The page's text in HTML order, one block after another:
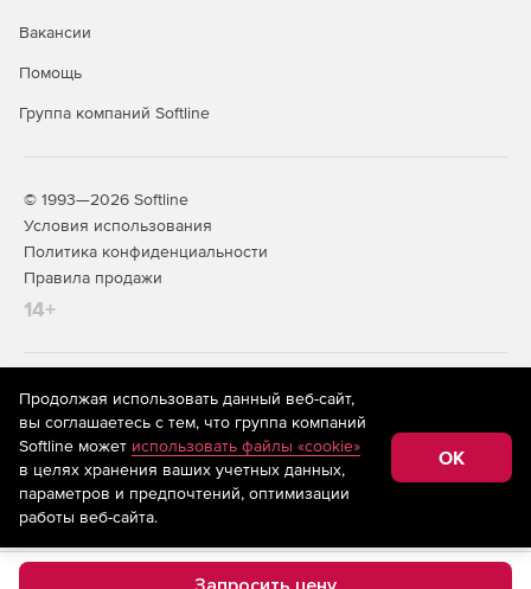
Вакансии
Помощь
Группа компаний Softline
© 1993—2026 Softline
Условия использования
Политика конфиденциальности
Правила продажи
14+
На информационном ресурсе store.softline.ru применяются
рекомендательные технологии
(информационные технологии
предоставления информации на основе сбора,
систематизации и анализа сведений, относящихся к
предпочтениям пользователей сети «Интернет»,
находящихся на территории Российской Федерации)
Продолжая использовать данный веб-сайт,
вы соглашаетесь с тем, что группа компаний
Softline может использовать файлы «cookie»
в целях хранения ваших учетных данных,
параметров и предпочтений, оптимизации
работы веб-сайта.
OK